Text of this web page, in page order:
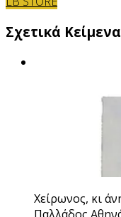
Σχετικά Κείμενα
Χείρωνος, κι
Παλλάδος